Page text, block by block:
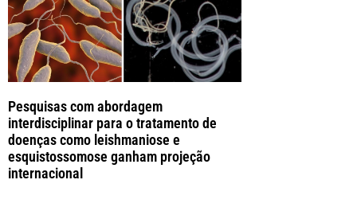
Pesquisas com abordagem
interdisciplinar para o tratamento de
doenças como leishmaniose e
esquistossomose ganham projeção
internacional